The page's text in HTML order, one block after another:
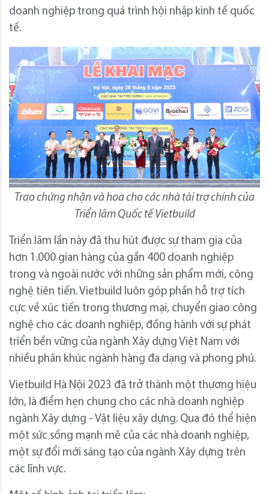
doanh nghiệp trong quá trình hội nhập kinh tế quốc
tế.
Trao chứng nhận và hoa cho các nhà tài trợ chính của
Triển lãm Quốc tế Vietbuild
Triển lãm lần này đã thu hút được sự tham gia của
hơn 1.000 gian hàng của gần 400 doanh nghiệp
trong và ngoài nước với những sản phẩm mới, công
nghệ tiên tiến. Vietbuild luôn góp phần hỗ trợ tích
cực về xúc tiến trong thương mại, chuyển giao công
nghệ cho các doanh nghiệp, đồng hành với sự phát
triển bền vững của ngành Xây dựng Việt Nam với
nhiều phân khúc ngành hàng đa dạng và phong phú.
Vietbuild Hà Nội 2023 đã trở thành một thương hiệu
lớn, là điểm hẹn chung cho các nhà doanh nghiệp
ngành Xây dựng - Vật liệu xây dựng. Qua đó thể hiện
một sức sống mạnh mẽ của các nhà doanh nghiệp,
một sự đổi mới sáng tạo của ngành Xây dựng trên
các lĩnh vực.